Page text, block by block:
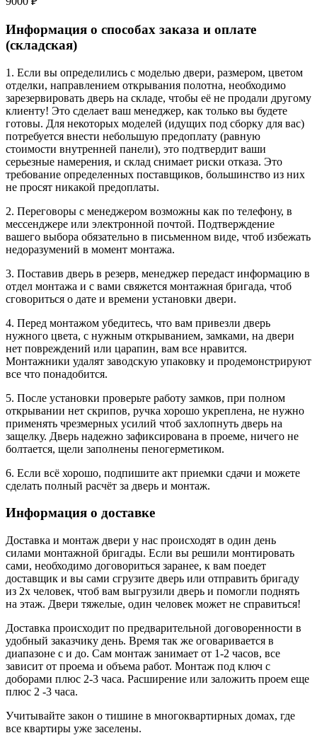
Информация о способах заказа и оплате
(складская)
1. Если вы определились с моделью двери, размером, цветом
отделки, направлением открывания полотна, необходимо
зарезервировать дверь на складе, чтобы её не продали другому
клиенту! Это сделает ваш менеджер, как только вы будете
готовы. Для некоторых моделей (идущих под сборку для вас)
потребуется внести небольшую предоплату (равную
стоимости внутренней панели), это подтвердит ваши
серьезные намерения, и склад снимает риски отказа. Это
требование определенных поставщиков, большинство из них
не просят никакой предоплаты.
2. Переговоры с менеджером возможны как по телефону, в
мессенджере или электронной почтой. Подтверждение
вашего выбора обязательно в письменном виде, чтоб избежать
недоразумений в момент монтажа.
3. Поставив дверь в резерв, менеджер передаст информацию в
отдел монтажа и с вами свяжется монтажная бригада, чтоб
сговориться о дате и времени установки двери.
4. Перед монтажом убедитесь, что вам привезли дверь
нужного цвета, с нужным открыванием, замками, на двери
нет повреждений или царапин, вам все нравится.
Монтажники удалят заводскую упаковку и продемонстрируют
все что понадобится.
5. После установки проверьте работу замков, при полном
открывании нет скрипов, ручка хорошо укреплена, не нужно
применять чрезмерных усилий чтоб захлопнуть дверь на
защелку. Дверь надежно зафиксирована в проеме, ничего не
болтается, щели заполнены пеногерметиком.
6. Если всё хорошо, подпишите акт приемки сдачи и можете
сделать полный расчёт за дверь и монтаж.
Информация о доставке
Доставка и монтаж двери у нас происходят в один день
силами монтажной бригады. Если вы решили монтировать
сами, необходимо договориться заранее, к вам поедет
доставщик и вы сами сгрузите дверь или отправить бригаду
из 2х человек, чтоб вам выгрузили дверь и помогли поднять
на этаж. Двери тяжелые, один человек может не справиться!
Доставка происходит по предварительной договоренности в
удобный заказчику день. Время так же оговаривается в
диапазоне с и до. Сам монтаж занимает от 1-2 часов, все
зависит от проема и объема работ. Монтаж под ключ с
доборами плюс 2-3 часа. Расширение или заложить проем еще
плюс 2 -3 часа.
Учитывайте закон о тишине в многоквартирных домах, где
все квартиры уже заселены.